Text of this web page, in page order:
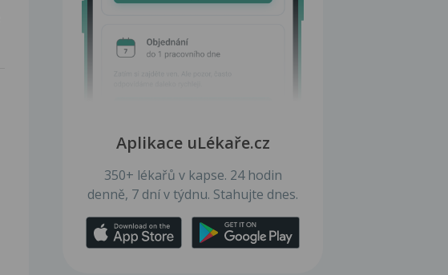
Aplikace uLékaře.cz
350+ lékařů v kapse. 24 hodin
denně, 7 dní v týdnu. Stahujte dnes.